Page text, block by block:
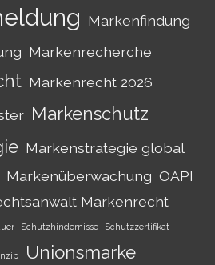
Markenfindung
Markenrecherche
Markenrecht 2026
Markenschutz
Markenstrategie global
Markenüberwachung OAPI
Markenrecht
Schutzhindernisse Schutzzertifikat
Unionsmarke